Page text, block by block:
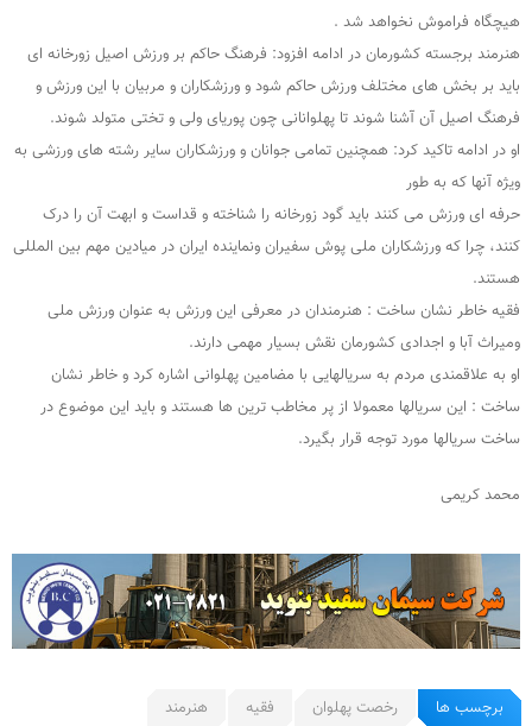
هیچگاه فراموش نخواهد شد .
هنرمند برجسته کشورمان در ادامه افزود: فرهنگ حاکم بر ورزش اصیل زورخانه ای
باید بر بخش های مختلف ورزش حاکم شود و ورزشکاران و مربیان با این ورزش و
فرهنگ اصیل آن آشنا شوند تا پهلوانانی چون پوریای ولی و تختی متولد شوند.
او در ادامه تاکید کرد: همچنین تمامی جوانان و ورزشکاران سایر رشته های ورزشی به
ویژه آنها که به طور
حرفه ای ورزش می کنند باید گود زورخانه را شناخته و قداست و ابهت آن را درک
کنند، چرا که ورزشکاران ملی پوش سفیران ونماینده ایران در میادین مهم بین المللی
هستند.
فقیه خاطر نشان ساخت : هنرمندان در معرفی این ورزش به عنوان ورزش ملی
ومیراث آبا و اجدادی کشورمان نقش بسیار مهمی دارند.
او به علاقمندی مردم به سریالهایی با مضامین پهلوانی اشاره کرد و خاطر نشان
ساخت : این سریالها معمولا از پر مخاطب ترین ها هستند و باید این موضوع در
ساخت سریالها مورد توجه قرار بگیرد.
محمد کریمی
برچسب ها رخصت پهلوان فقیه هنرمند